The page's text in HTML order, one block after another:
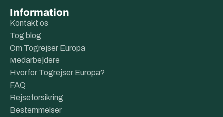
Information
Kontakt os
Tog blog
Om Togrejser Europa
Medarbejdere
Hvorfor Togrejser Europa?
FAQ
Rejseforsikring
Bestemmelser